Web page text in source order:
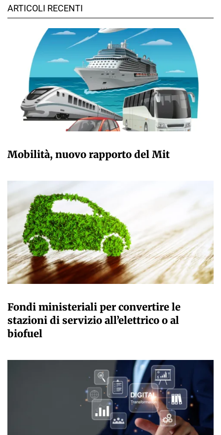
ARTICOLI RECENTI
Mobilità, nuovo rapporto del Mit
Fondi ministeriali per convertire le
stazioni di servizio all’elettrico o al
biofuel